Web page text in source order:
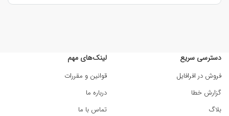
دسترسی سریع
فروش در افرافایل
گزارش خطا
بلاگ
لینک‌های مهم
قوانین و مقررات
درباره ما
تماس با ما